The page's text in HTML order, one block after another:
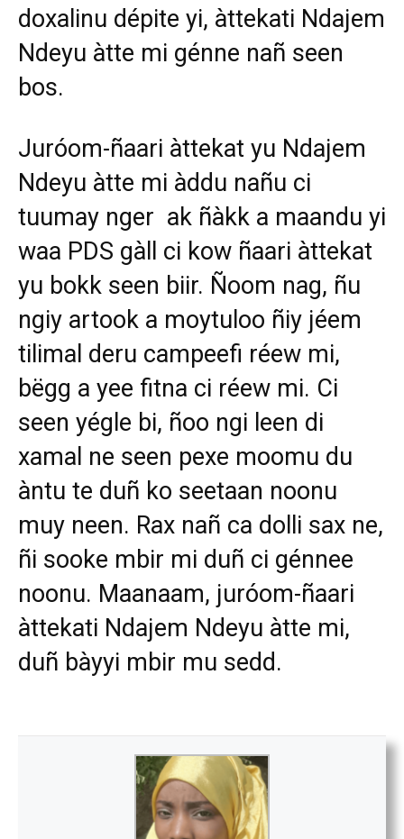
doxalinu dépite yi, àttekati Ndajem
Ndeyu àtte mi génne nañ seen
bos.
Juróom-ñaari àttekat yu Ndajem
Ndeyu àtte mi àddu nañu ci
tuumay nger ak ñàkk a maandu yi
waa PDS gàll ci kow ñaari àttekat
yu bokk seen biir. Ñoom nag, ñu
ngiy artook a moytuloo ñiy jéem
tilimal deru campeefi réew mi,
bëgg a yee fitna ci réew mi. Ci
seen yégle bi, ñoo ngi leen di
xamal ne seen pexe moomu du
àntu te duñ ko seetaan noonu
muy neen. Rax nañ ca dolli sax ne,
ñi sooke mbir mi duñ ci génnee
noonu. Maanaam, juróom-ñaari
àttekati Ndajem Ndeyu àtte mi,
duñ bàyyi mbir mu sedd.